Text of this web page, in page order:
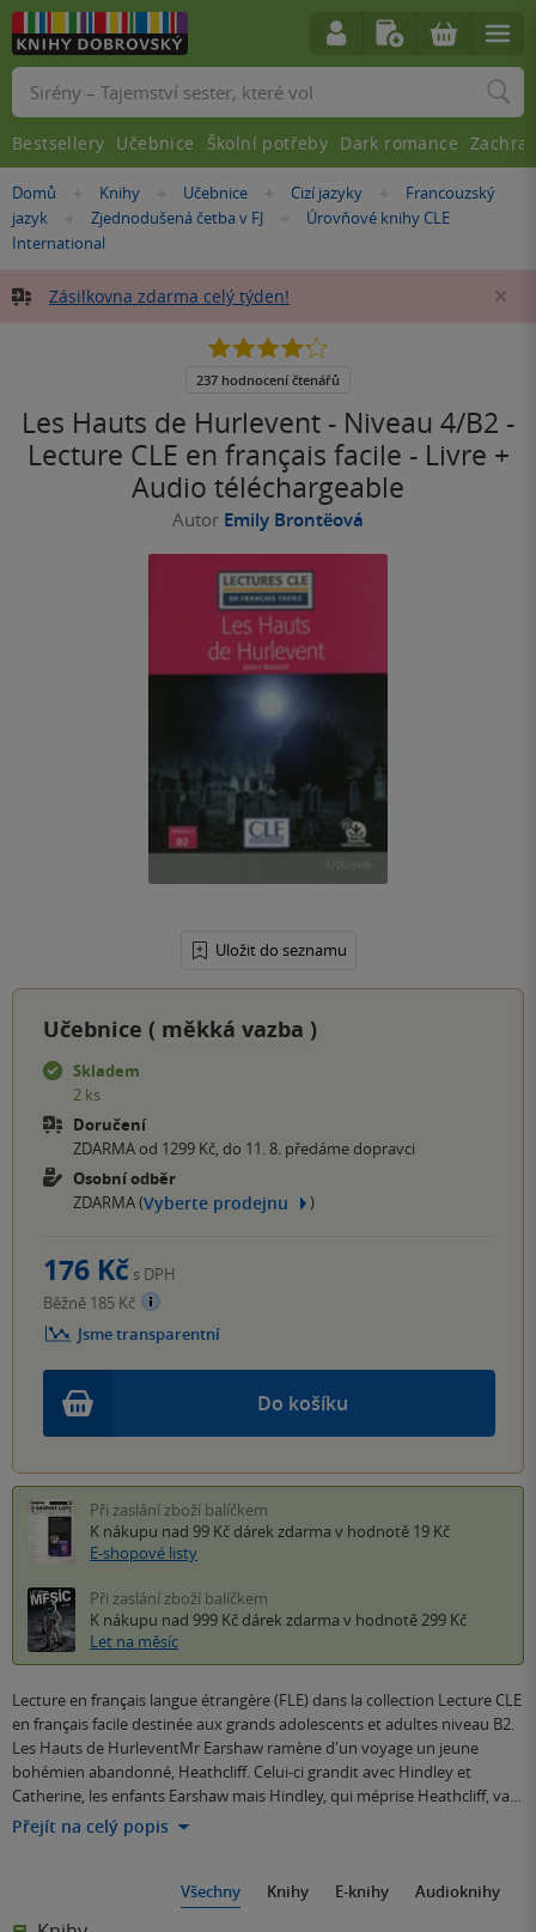
Nacházíte
se
zde:
Domů »Knihy »Učebnice »
Cizí jazyky »Francouzský
jazyk
»Zjednodušená četba v FJ »
Úrovňové knihy CLE
International
Zásilkovna zdarma celý týden!
Les Hauts de Hurlevent - Niveau 4/B2 -
Lecture CLE en français facile - Livre +
Audio téléchargeable
Autor Emily Brontëová
Uložit do seznamu
4.2
5
237 hodnocení čtenářů
Učebnice ( měkká vazba )
Skladem
2 ks
Doručení
ZDARMA od 1299 Kč, do 11. 8. předáme dopravci
Osobní odběr
ZDARMA (Vyberte prodejnu )
Do košíku
176 Kč s DPH
Běžně 185 Kč
Jsme transparentní
Při zaslání zboží balíčkem
K nákupu nad 99 Kč dárek zdarma v hodnotě 19 Kč
E-shopové listy
Při zaslání zboží balíčkem
K nákupu nad 999 Kč dárek zdarma v hodnotě 299 Kč
Let na měsíc
Lecture en français langue étrangère (FLE) dans la collection Lecture CLE
en français facile destinée aux grands adolescents et adultes niveau B2.
Les Hauts de HurleventMr Earshaw ramène d'un voyage un jeune
bohémien abandonné, Heathcliff. Celui-ci grandit avec Hindley et
Catherine, les enfants Earshaw mais Hindley, qui méprise Heathcliff, va…
Přejít na celý popis
Všechny Knihy E-knihy Audioknihy
Vyhledávání
Bestsellery Učebnice Školní potřeby Dark romance